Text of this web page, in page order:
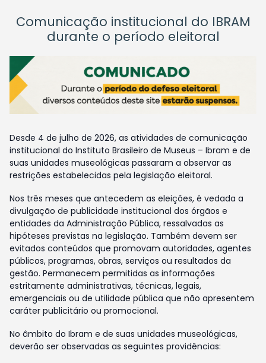
Comunicação institucional do IBRAM
durante o período eleitoral
Desde 4 de julho de 2026, as atividades de comunicação
institucional do Instituto Brasileiro de Museus – Ibram e de
suas unidades museológicas passaram a observar as
restrições estabelecidas pela legislação eleitoral.
Nos três meses que antecedem as eleições, é vedada a
divulgação de publicidade institucional dos órgãos e
entidades da Administração Pública, ressalvadas as
hipóteses previstas na legislação. Também devem ser
evitados conteúdos que promovam autoridades, agentes
públicos, programas, obras, serviços ou resultados da
gestão. Permanecem permitidas as informações
estritamente administrativas, técnicas, legais,
emergenciais ou de utilidade pública que não apresentem
caráter publicitário ou promocional.
No âmbito do Ibram e de suas unidades museológicas,
deverão ser observadas as seguintes providências: